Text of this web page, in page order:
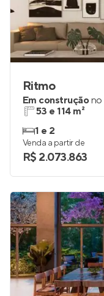
Ritmo
Em construçãono
53 e 114 m²
1 e 2
Venda a partir de
R$ 2.073.863